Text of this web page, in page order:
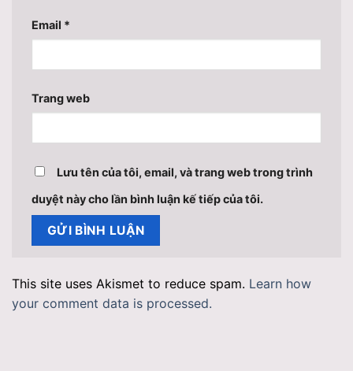
Email *
Trang web
Lưu tên của tôi, email, và trang web trong trình
duyệt này cho lần bình luận kế tiếp của tôi.
This site uses Akismet to reduce spam. Learn how
your comment data is processed.